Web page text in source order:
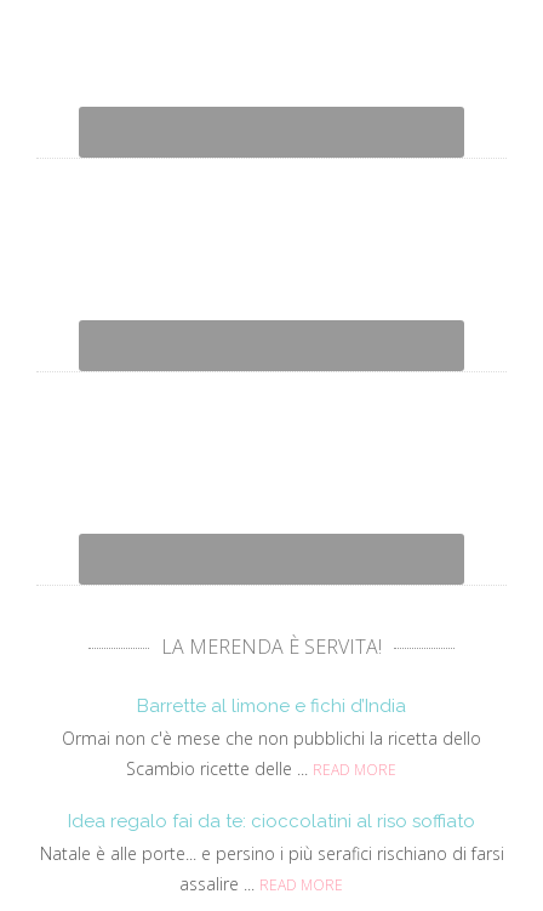
LA MERENDA È SERVITA!
Barrette al limone e fichi d’India
Ormai non c'è mese che non pubblichi la ricetta dello
Scambio ricette delle ... READ MORE
Idea regalo fai da te: cioccolatini al riso soffiato
Natale è alle porte... e persino i più serafici rischiano di farsi
assalire ... READ MORE